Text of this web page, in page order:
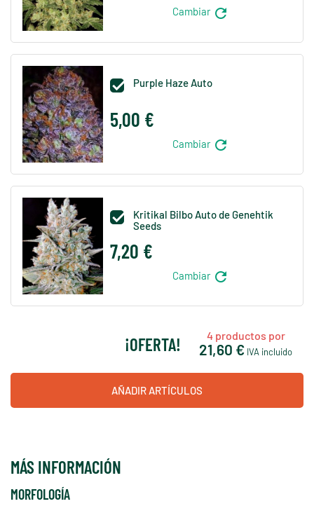
Cambiar refresh
 Purple Haze Auto
5,00 €
Cambiar refresh

Kritikal Bilbo Auto de Genehtik
Seeds
7,20 €
Cambiar refresh
¡OFERTA! 4productos por
21,60 € IVA incluido
AÑADIR ARTÍCULOS
MÁS INFORMACIÓN
MORFOLOGÍA